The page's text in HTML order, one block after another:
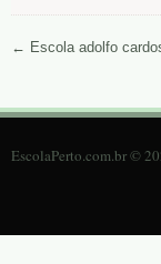
← Escola adolfo
EscolaPerto.com.br ©